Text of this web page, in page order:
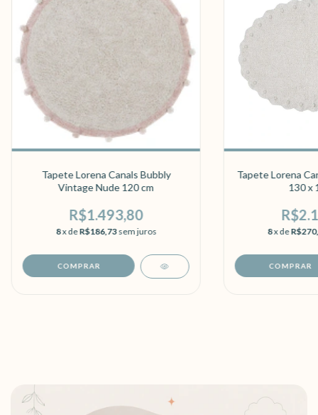
Tapete Lorena Canals Bubbly
Vintage Nude 120 cm
R$1.493,80
8x deR$186,73sem juros
Tapete Lorena
130 x
8x de